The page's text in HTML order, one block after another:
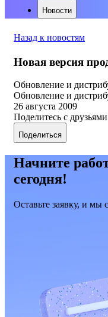
Новости
Назад к новостям
Новая версия
Обновление и
Обновление и
26 августа 2009
Поделитесь с
Поделиться
Начните
сегодня!
Оставьте заявку, и мы